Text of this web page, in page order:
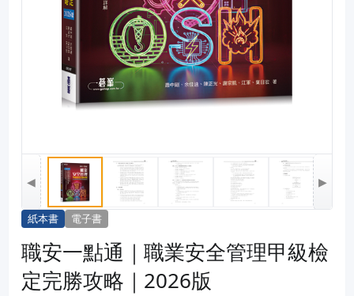
◀ ▶
紙本書 電子書
職安一點通｜職業安全管理甲級檢
定完勝攻略｜2026版